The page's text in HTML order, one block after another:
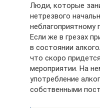
Люди, которые
нетрезвого
неблагоприятному
Если же в грезах
в состоянии
что скоро
мероприятии. На
употребление
собственными